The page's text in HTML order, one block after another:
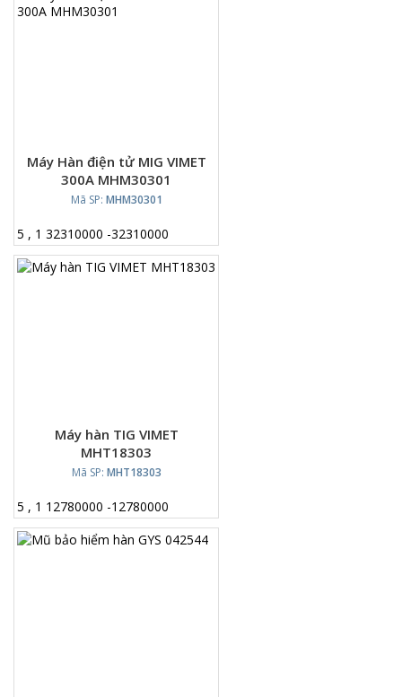
Máy Hàn điện tử MIG VIMET
300A MHM30301
Mã SP: MHM30301
5 , 1 32310000 -32310000
Máy hàn TIG VIMET
MHT18303
Mã SP: MHT18303
5 , 1 12780000 -12780000